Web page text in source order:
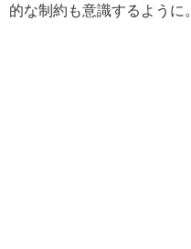
的な制約も意識するように。